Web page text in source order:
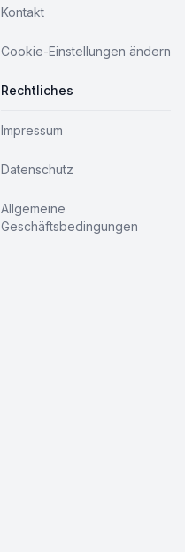
Kontakt
Cookie-Einstellungen ändern
Rechtliches
Impressum
Datenschutz
Allgemeine
Geschäftsbedingungen